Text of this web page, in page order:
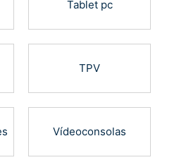
Tablet pc
TPV
Vídeoconsolas